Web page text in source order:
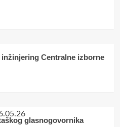
Centralne izborne
glasnogovornika